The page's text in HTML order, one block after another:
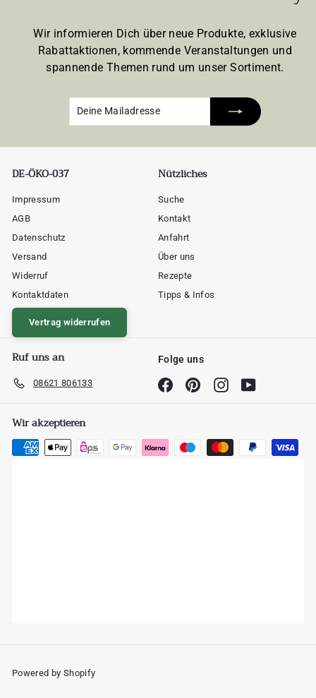
Wir informieren Dich über neue Produkte, exklusive
Rabattaktionen, kommende Veranstaltungen und
spannende Themen rund um unser Sortiment.
DE-ÖKO-037
Impressum
AGB
Datenschutz
Versand
Widerruf
Kontaktdaten
Vertrag widerrufen
Nützliches
Suche
Kontakt
Anfahrt
Über uns
Rezepte
Tipps & Infos
Ruf uns an
08621 806133
Folge uns
FacebookPinterestInstagramYouTube
Wir akzeptieren
Powered by Shopify